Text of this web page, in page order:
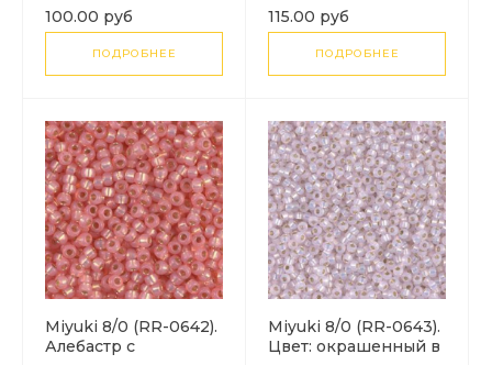
серебряная линяя
(Dyed Cream Silver
Lined Alabaster).
100.00 руб
ПОДРОБНЕЕ
зеркальной линией
внутри.
115.00 руб
ПОДРОБНЕЕ
Miyuki 8/0 (RR-0642).
Алебастр с
Miyuki 8/0 (RR-0643).
Цвет: окрашенный в